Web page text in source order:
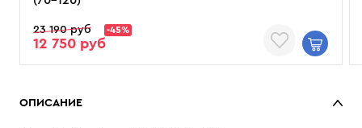
23 190 руб -45%
12 750 руб
ОПИСАНИЕ